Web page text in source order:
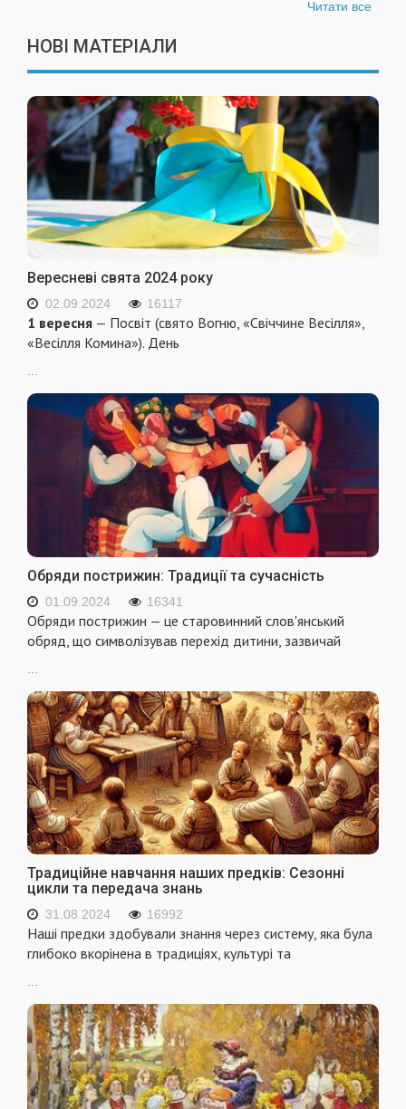
Читати все
НОВІ МАТЕРІАЛИ
Вересневі свята 2024 року
02.09.2024 16117
1 вересня — Посвіт (свято Вогню, «Свіччине Весілля»,
«Весілля Комина»). День
...
Обряди пострижин: Традиції та сучасність
01.09.2024 16341
Обряди пострижин — це старовинний слов'янський
обряд, що символізував перехід дитини, зазвичай
Традиційне навчання наших предків: Сезонні
цикли та передача знань
31.08.2024 16992
Наші предки здобували знання через систему, яка була
глибоко вкорінена в традиціях, культурі та